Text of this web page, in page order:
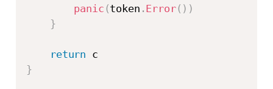
panic (token . Error( ) )
}
return
}